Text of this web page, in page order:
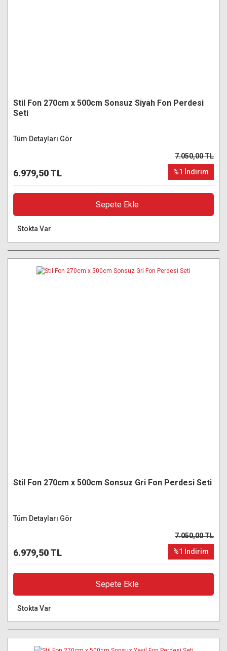
Stil Fon 270cm x 500cm Sonsuz Siyah Fon Perdesi
Seti
Tüm Detayları Gör
6.979,50 TL
7.050,00 TL
%1 İndirim
Sepete Ekle
Stokta Var
Stil Fon 270cm x 500cm Sonsuz Gri Fon Perdesi Seti
Tüm Detayları Gör
6.979,50 TL
7.050,00 TL
%1 İndirim
Sepete Ekle
Stokta Var